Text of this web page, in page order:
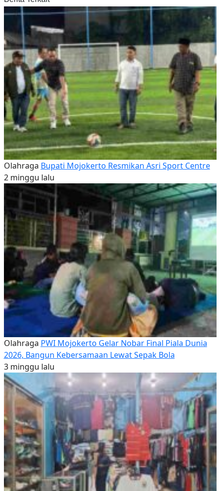
Olahraga Bupati Mojokerto Resmikan Asri Sport Centre
2 minggu lalu
Olahraga PWI Mojokerto Gelar Nobar Final Piala Dunia
2026, Bangun Kebersamaan Lewat Sepak Bola
3 minggu lalu